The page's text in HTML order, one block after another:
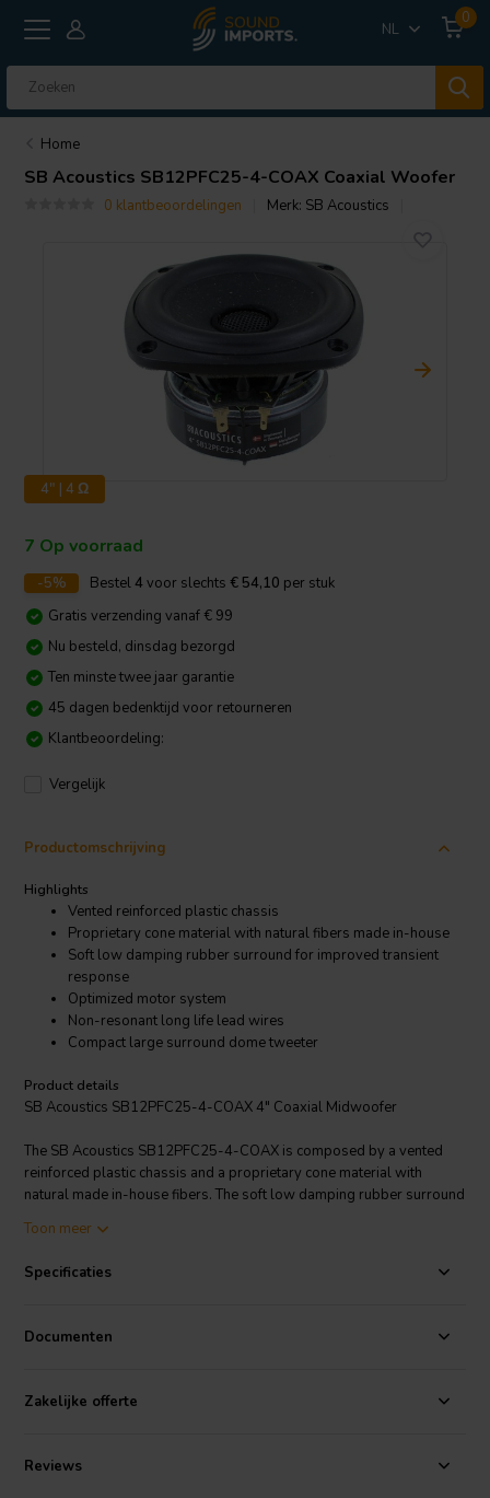
NL
0
Home
SB Acoustics SB12PFC25-4-COAX Coaxial Woofer
0 klantbeoordelingen Merk: SB Acoustics
4" | 4 Ω
7 Op voorraad
-5% Bestel4 voor slechts € 54,10 per stuk
Gratis verzending vanaf € 99
Nu besteld, dinsdag bezorgd
Ten minste twee jaar garantie
45 dagen bedenktijd voor retourneren
Klantbeoordeling:
Vergelijk
Productomschrijving
Highlights
Vented reinforced plastic chassis
Proprietary cone material with natural fibers made in-house
Soft low damping rubber surround for improved transient
response
Optimized motor system
Non-resonant long life lead wires
Compact large surround dome tweeter
Product details
SB Acoustics SB12PFC25-4-COAX 4" Coaxial Midwoofer
The SB Acoustics SB12PFC25-4-COAX is composed by a vented
reinforced plastic chassis and a proprietary cone material with
natural made in-house fibers. The soft low damping rubber surround
and non-resonant long life lead wires. Compact large surround
Toon meer
Specificaties
Documenten
Zakelijke offerte
Reviews